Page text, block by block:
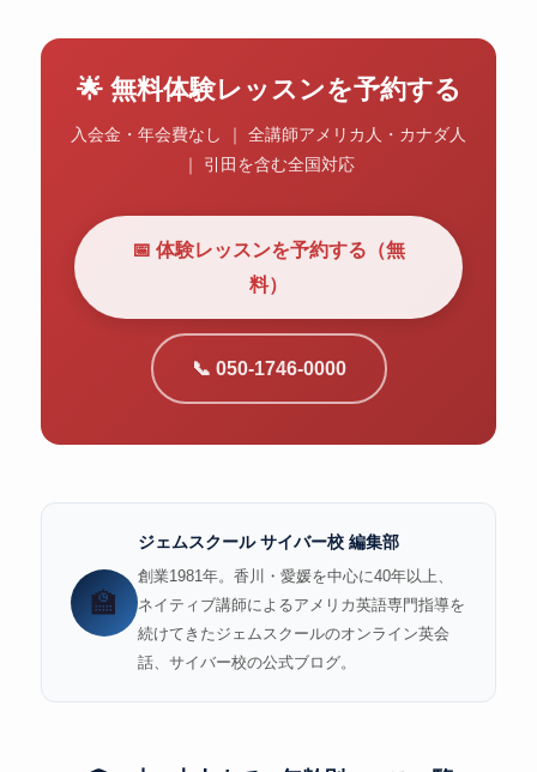
🌟 無料体験レッスンを予約する
入会金・年会費なし ｜ 全講師アメリカ人・カナダ人
｜ 引田を含む全国対応
📅 体験レッスンを予約する（無
料）
📞 050-1746-0000
🏫
ジェムスクール サイバー校 編集部
創業1981年。香川・愛媛を中心に40年以上、
ネイティブ講師によるアメリカ英語専門指導を
続けてきたジェムスクールのオンライン英会
話、サイバー校の公式ブログ。